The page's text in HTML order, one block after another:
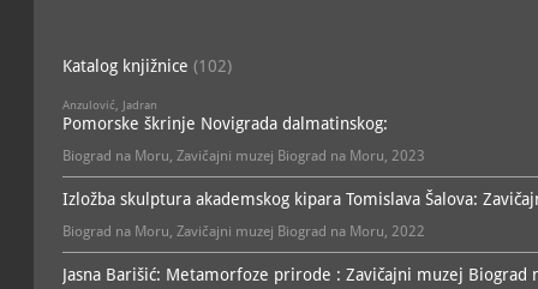
Katalog knjižnice (102)
Anzulović, Jadran
Pomorske škrinje Novigrada dalmatinskog:
Biograd na Moru, Zavičajni muzej Biograd na Moru, 2023
Izložba skulptura akademskog kipara Tomislava Šalova:
Biograd na Moru, Zavičajni muzej Biograd na Moru, 2022
Jasna Barišić: Metamorfoze prirode : Zavičajni muzej Biograd